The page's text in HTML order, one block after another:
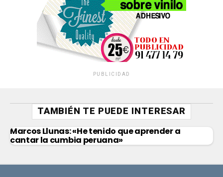
PUBLICIDAD
TAMBIÉN TE PUEDE INTERESAR
Marcos Llunas: «He tenido que aprender a
cantar la cumbia peruana»